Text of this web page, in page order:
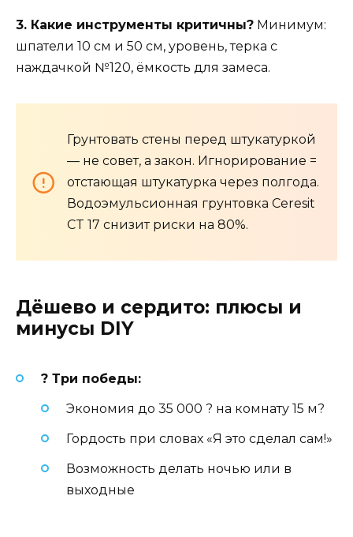
3. Какие инструменты критичны? Минимум:
шпатели 10 см и 50 см, уровень, терка с
наждачкой №120, ёмкость для замеса.
Грунтовать стены перед штукатуркой
— не совет, а закон. Игнорирование =
отстающая штукатурка через полгода.
Водоэмульсионная грунтовка Ceresit
CT 17 снизит риски на 80%.
Дёшево и сердито: плюсы и
минусы DIY
? Три победы:
Экономия до 35 000 ? на комнату 15 м?
Гордость при словах «Я это сделал сам!»
Возможность делать ночью или в
выходные